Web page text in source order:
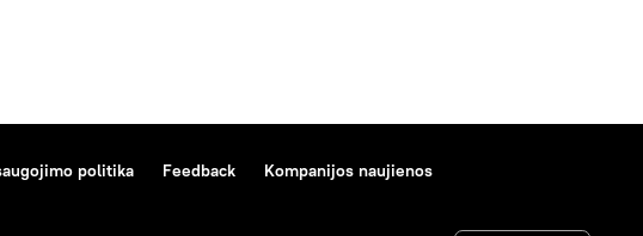
politika Feedback Kompanijos naujienos